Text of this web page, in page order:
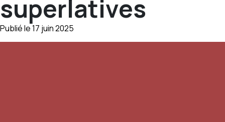
superlatives
Publié le 17 juin 2025